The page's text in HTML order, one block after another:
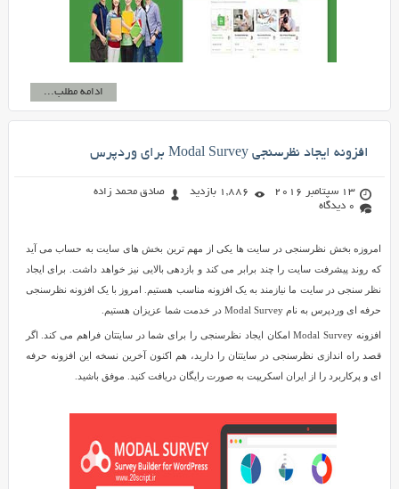
ادامه مطلب...
افزونه ایجاد نظرسنجی Modal Survey برای وردپرس
13 سپتامبر 2016 1,886 بازدید
صادق محمد زاده
0 دیدگاه
امروزه بخش نظرسنجی در سایت ها یکی از مهم ترین بخش های سایت به حساب می آید
که روند پیشرفت سایت را چند برابر می کند و بازدهی بالایی نیز خواهد داشت. برای ایجاد
نظر سنجی در سایت ما نیازمند به یک افزونه مناسب هستیم. امروز با یک افزونه نظرسنجی
حرفه ای وردپرس به نام Modal Survey در خدمت شما عزیزان هستیم.
افزونه Modal Survey امکان ایجاد نظرسنجی را برای شما در سایتتان فراهم می کند. اگر
قصد راه اندازی نظرسنجی در سایتتان را دارید، هم اکنون آخرین نسخه این افزونه حرفه
ای و پرکاربرد را از ایران اسکریپت به صورت رایگان دریافت کنید. موفق باشید.